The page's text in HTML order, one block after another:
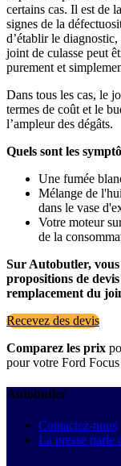
certains cas. Il est de
signes de la
d’établir le
joint de culasse peut
purement et
Dans tous les cas, le
termes de coût et le
l’ampleur des dégâts.
Quels sont les
Une fumée
Mélange de
dans le vase
Votre moteur
de la
Sur Autobutler,
propositions de
remplacement du
Recevez des devis
Comparez les prix
pour votre Ford Focus
Autobutler
Contactez-nous
La presse parle